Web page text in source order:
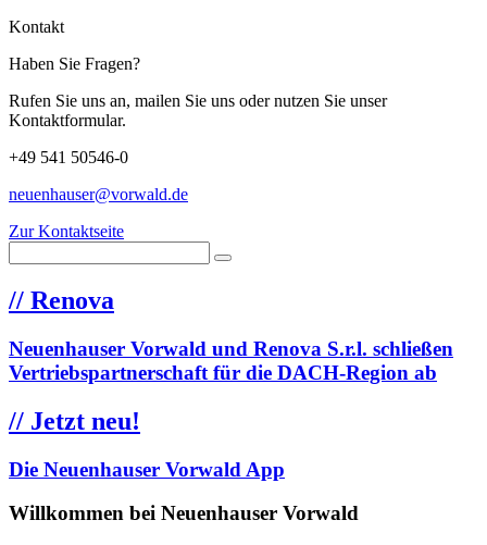
Kontakt
Haben Sie Fragen?
Rufen Sie uns an, mailen Sie uns oder nutzen Sie unser
Kontaktformular.
+49 541 50546-0
neuenhauser@vorwald.de
Zur Kontaktseite
// Renova
Neuenhauser Vorwald und Renova S.r.l. schließen
Vertriebspartnerschaft für die DACH-Region ab
// Jetzt neu!
Die Neuenhauser Vorwald App
Willkommen bei Neuenhauser Vorwald